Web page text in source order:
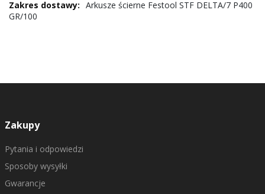
Arkusze ścierne Festool STF DELTA/7 P400
GR/100
Zakupy
Pytania i odpowiedzi
Sposoby wysyłki
Gwarancje